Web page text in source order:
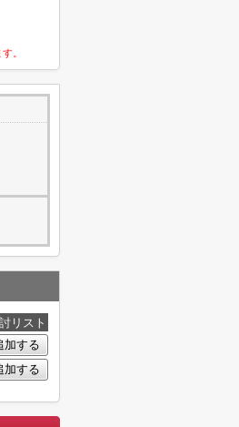
。
リスト
加する
加する